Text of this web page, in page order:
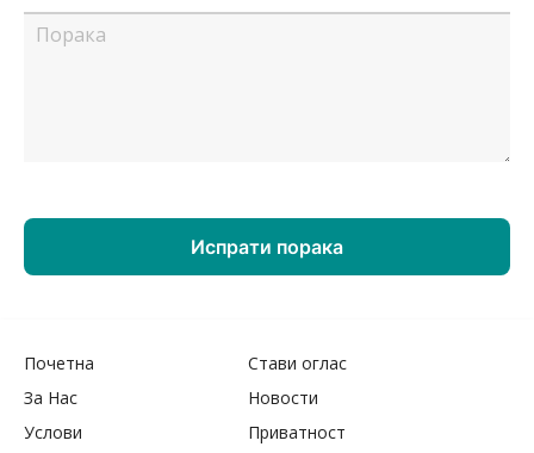
Почетна
Стави оглас
За Нас
Новости
Услови
Приватност